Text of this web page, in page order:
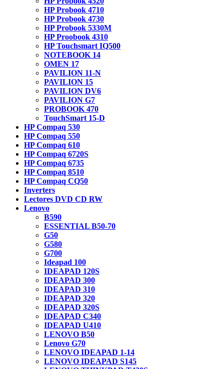
HP Probook 4710
HP Probook 4730
HP Probook 5330M
HP Proobook 4310
HP Touchsmart IQ500
NOTEBOOK 14
OMEN 17
PAVILION 11-N
PAVILION 15
PAVILION DV6
PAVILION G7
PROBOOK 470
TouchSmart 15-D
HP Compaq 530
HP Compaq 550
HP Compaq 610
HP Compaq 6720S
HP Compaq 6735
HP Compaq 8510
HP Compaq CQ50
Inverters
Lectores DVD CD RW
Lenovo
B590
ESSENTIAL B50-70
G50
G580
G700
Ideapad 100
IDEAPAD 120S
IDEAPAD 300
IDEAPAD 310
IDEAPAD 320
IDEAPAD 320S
IDEAPAD C340
IDEAPAD U410
LENOVO B50
Lenovo G70
LENOVO IDEAPAD 1-14
LENOVO IDEAPAD S145